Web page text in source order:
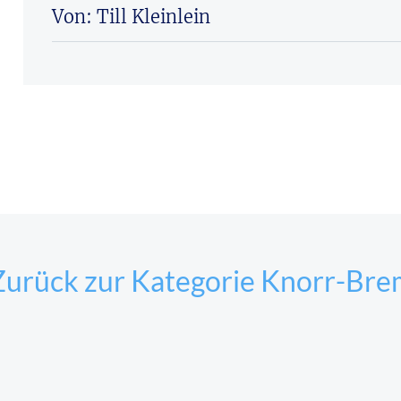
Von: Till Kleinlein
zur Kategorie Knorr-